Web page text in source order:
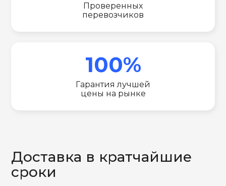
Проверенных
перевозчиков
100%
Гарантия лучшей
цены на рынке
Доставка в кратчайшие
сроки